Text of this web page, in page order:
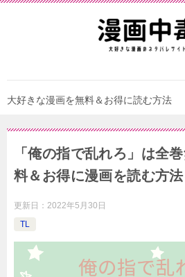
大好きな漫画を無料＆お得に読む方法
「俺の指で乱れろ」は全
料＆お得に漫画を読む⽅法
更新日： 2022年5月30日
TL